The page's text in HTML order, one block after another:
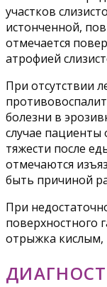
участков
истонченной,
отмечается
атрофией
При отсутствии
болезни в
случае
тяжести после
отмечаются
быть причиной
При
поверхностного
отрыжка кислым,